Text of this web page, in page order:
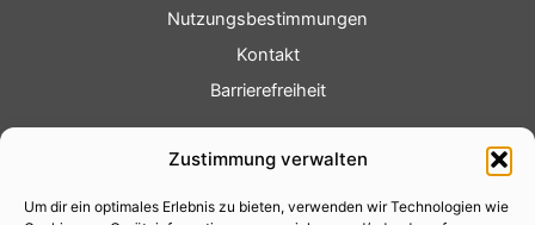
Zustimmung verwalten
Um dir ein optimales Erlebnis zu bieten, verwenden wir Technologien wie
Nutzungsbestimmungen
Kontakt
Barrierefreiheit
Fotoservice
Videoservice